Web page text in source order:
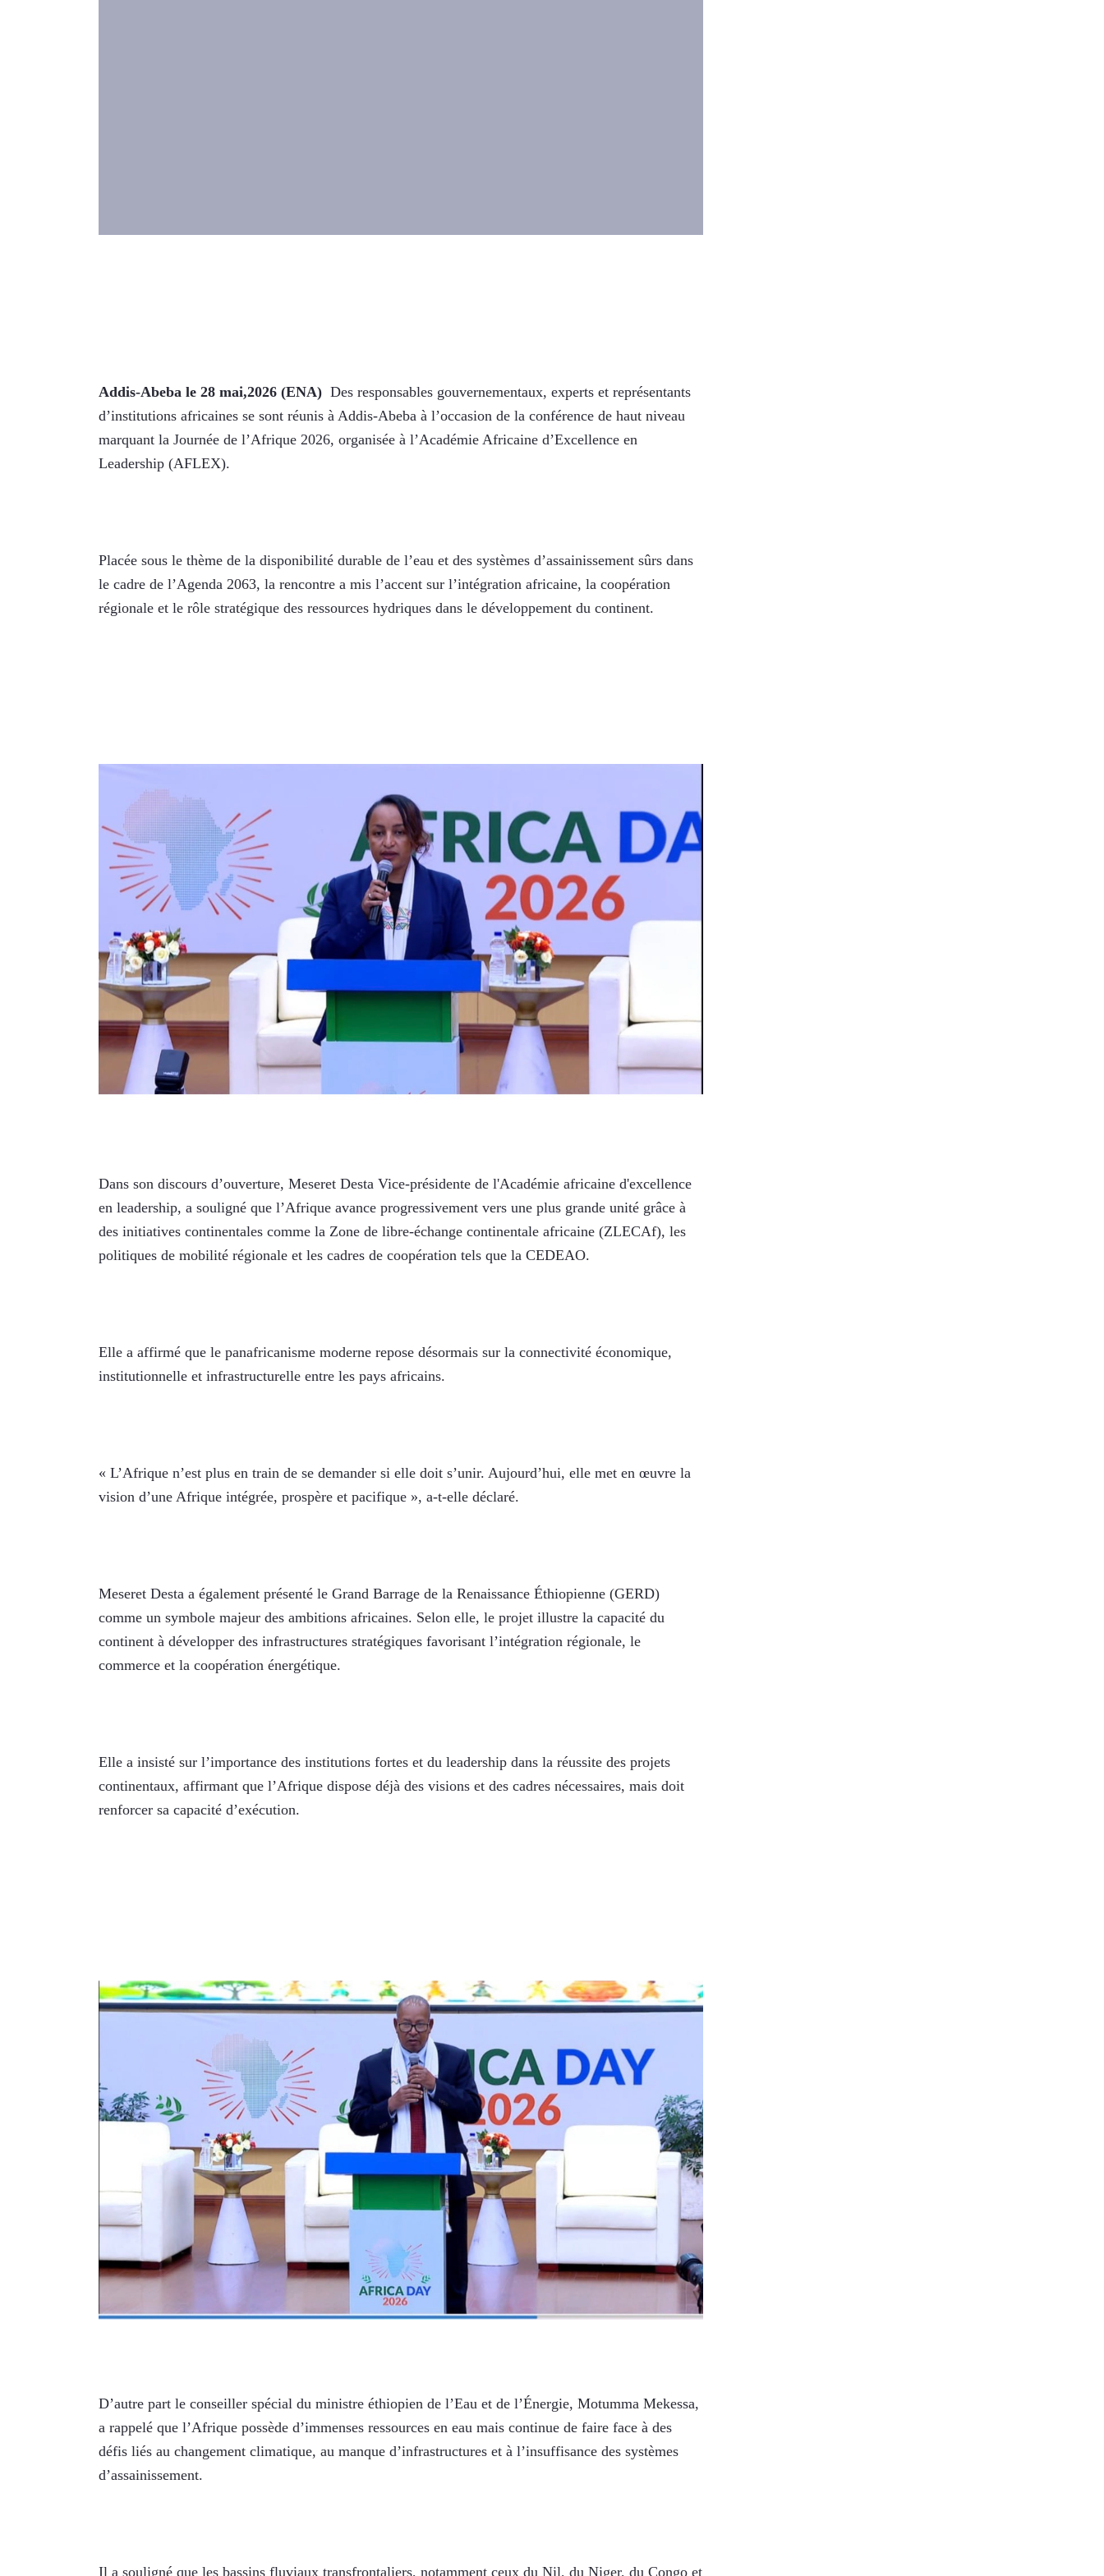
Addis-Abeba le 28 mai,2026 (ENA) Des responsables gouvernementaux, experts et représentants
d’institutions africaines se sont réunis à Addis-Abeba à l’occasion de la conférence de haut niveau
marquant la Journée de l’Afrique 2026, organisée à l’Académie Africaine d’Excellence en
Leadership (AFLEX).
Placée sous le thème de la disponibilité durable de l’eau et des systèmes d’assainissement sûrs dans
le cadre de l’Agenda 2063, la rencontre a mis l’accent sur l’intégration africaine, la coopération
régionale et le rôle stratégique des ressources hydriques dans le développement du continent.
Dans son discours d’ouverture, Meseret Desta Vice-présidente de l'Académie africaine d'excellence
en leadership, a souligné que l’Afrique avance progressivement vers une plus grande unité grâce à
des initiatives continentales comme la Zone de libre-échange continentale africaine (ZLECAf), les
politiques de mobilité régionale et les cadres de coopération tels que la CEDEAO.
Elle a affirmé que le panafricanisme moderne repose désormais sur la connectivité économique,
institutionnelle et infrastructurelle entre les pays africains.
« L’Afrique n’est plus en train de se demander si elle doit s’unir. Aujourd’hui, elle met en œuvre la
vision d’une Afrique intégrée, prospère et pacifique », a-t-elle déclaré.
Meseret Desta a également présenté le Grand Barrage de la Renaissance Éthiopienne (GERD)
comme un symbole majeur des ambitions africaines. Selon elle, le projet illustre la capacité du
continent à développer des infrastructures stratégiques favorisant l’intégration régionale, le
commerce et la coopération énergétique.
Elle a insisté sur l’importance des institutions fortes et du leadership dans la réussite des projets
continentaux, affirmant que l’Afrique dispose déjà des visions et des cadres nécessaires, mais doit
renforcer sa capacité d’exécution.
D’autre part le conseiller spécial du ministre éthiopien de l’Eau et de l’Énergie, Motumma Mekessa,
a rappelé que l’Afrique possède d’immenses ressources en eau mais continue de faire face à des
défis liés au changement climatique, au manque d’infrastructures et à l’insuffisance des systèmes
d’assainissement.
Il a souligné que les bassins fluviaux transfrontaliers, notamment ceux du Nil, du Niger, du Congo et